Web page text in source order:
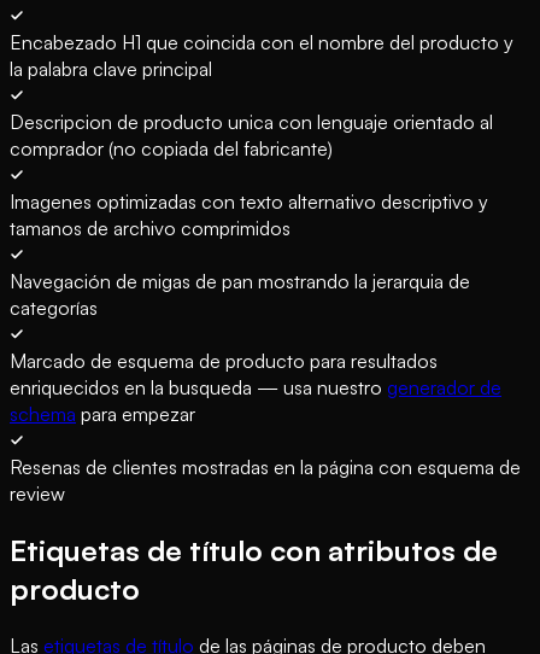
Encabezado H1 que coincida con el nombre del producto y
la palabra clave principal
Descripcion de producto unica con lenguaje orientado al
comprador (no copiada del fabricante)
Imagenes optimizadas con texto alternativo descriptivo y
tamanos de archivo comprimidos
Navegación de migas de pan mostrando la jerarquia de
categorías
Marcado de esquema de producto para resultados
enriquecidos en la busqueda — usa nuestro generador de
schema para empezar
Resenas de clientes mostradas en la página con esquema de
review
Etiquetas de título con atributos de
producto
Las etiquetas de título de las páginas de producto deben